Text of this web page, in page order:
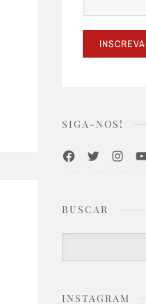
SIGA-NOS!
FacebookTwitter
BUSCAR
INSTAGRAM